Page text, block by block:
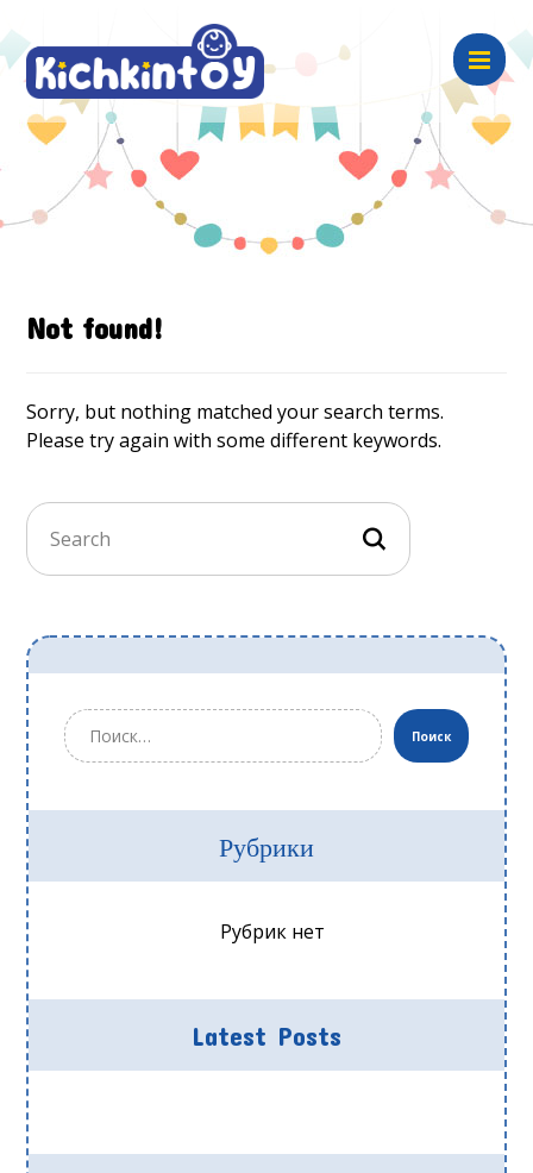
Not found!
Sorry, but nothing matched your search terms.
Please try again with some different keywords.
Поиск
Рубрики
Рубрик нет
Latest Posts